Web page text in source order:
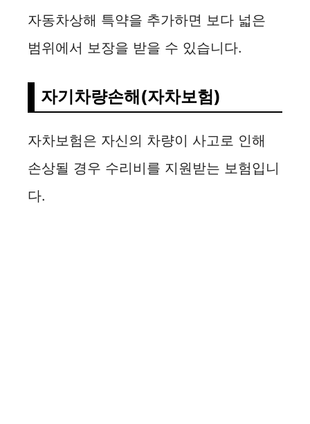
자동차상해 특약을 추가하면 보다 넓은
범위에서 보장을 받을 수 있습니다.
자기차량손해(자차보험)
자차보험은 자신의 차량이 사고로 인해
손상될 경우 수리비를 지원받는 보험입니
다.